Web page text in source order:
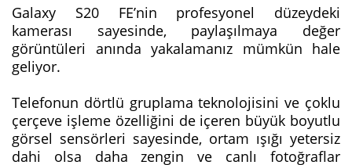
Galaxy S20 FE’nin profesyonel düzeydeki
kamerası sayesinde, paylaşılmaya değer
görüntüleri anında yakalamanız mümkün hale
geliyor.
Telefonun dörtlü gruplama teknolojisini ve çoklu
çerçeve işleme özelliğini de içeren büyük boyutlu
görsel sensörleri sayesinde, ortam ışığı yetersiz
dahi olsa daha zengin ve canlı fotoğraflar